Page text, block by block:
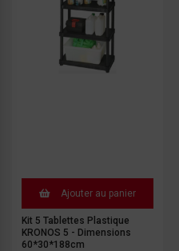
Ajouter au panier
Kit 5 Tablettes Plastique
KRONOS 5 - Dimensions
60*30*188cm